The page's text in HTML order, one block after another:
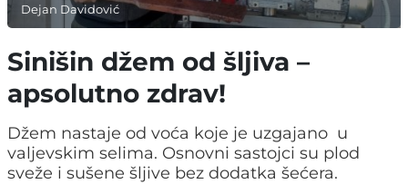
Dejan Davidović
Sinišin džem od šljiva –
apsolutno zdrav!
Džem nastaje od voća koje je uzgajano u
valjevskim selima. Osnovni sastojci su plod
sveže i sušene šljive bez dodatka šećera.